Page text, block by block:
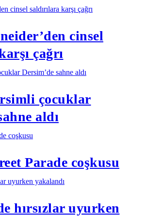
cinsel
çağrı
çocuklar
aldı
Parade coşkusu
hırsızlar uyurken